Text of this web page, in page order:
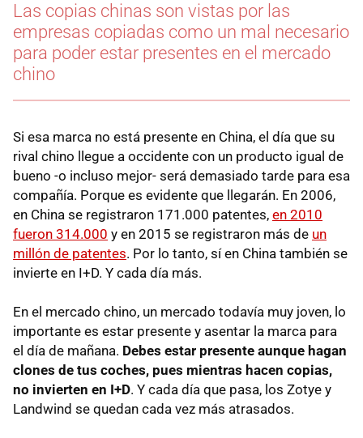
Las copias chinas son vistas por las
empresas copiadas como un mal necesario
para poder estar presentes en el mercado
chino
Si esa marca no está presente en China, el día que su
rival chino llegue a occidente con un producto igual de
bueno -o incluso mejor- será demasiado tarde para esa
compañía. Porque es evidente que llegarán. En 2006,
en China se registraron 171.000 patentes, en 2010
fueron 314.000 y en 2015 se registraron más de un
millón de patentes. Por lo tanto, sí en China también se
invierte en I+D. Y cada día más.
En el mercado chino, un mercado todavía muy joven, lo
importante es estar presente y asentar la marca para
el día de mañana. Debes estar presente aunque hagan
clones de tus coches, pues mientras hacen copias,
no invierten en I+D. Y cada día que pasa, los Zotye y
Landwind se quedan cada vez más atrasados.